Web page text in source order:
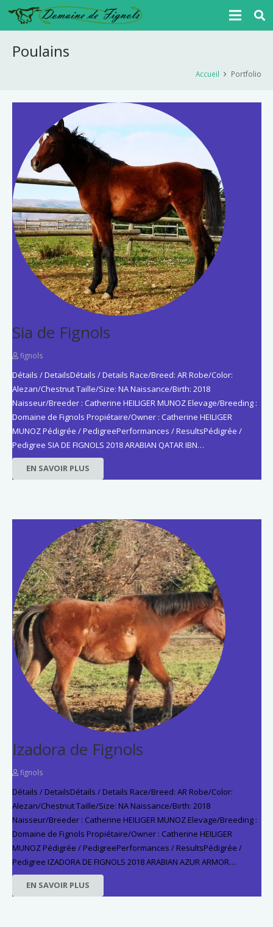
Poulains
Accueil Portfolio
Sia de Fignols
fignols
Détails / DetailsDétails / Details Race/Breed: AR Robe/Color:
Alezan/Chestnut Taille/Size: NA Naissance/Birth: 2018
Naisseur/Breeder : Catherine HEILIGER MUNOZ Elevage/Breeding :
Domaine de Fignols Propiétaire/Owner : Catherine HEILIGER
MUNOZ Pédigrée / PedigreePerformances / ResultsPédigrée /
Pedigree SIA DE FIGNOLS 2018 ARABIAN QATAR IBN…
EN SAVOIR PLUS
Izadora de Fignols
fignols
Détails / DetailsDétails / Details Race/Breed: AR Robe/Color:
Alezan/Chestnut Taille/Size: NA Naissance/Birth: 2018
Naisseur/Breeder : Catherine HEILIGER MUNOZ Elevage/Breeding :
Domaine de Fignols Propiétaire/Owner : Catherine HEILIGER
MUNOZ Pédigrée / PedigreePerformances / ResultsPédigrée /
Pedigree IZADORA DE FIGNOLS 2018 ARABIAN AZUR ARMOR…
EN SAVOIR PLUS